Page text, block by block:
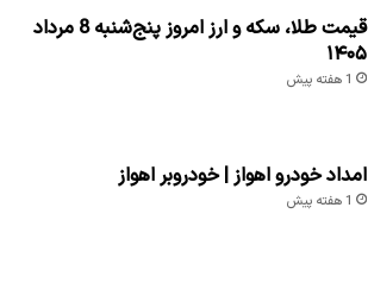
قیمت طلا، سکه و ارز امروز پنج‌شنبه 8 مرداد
۱۴۰۵
1 هفته پیش
امداد خودرو اهواز | خودروبر اهواز
1 هفته پیش